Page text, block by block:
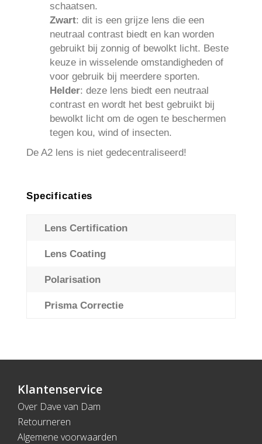
schaatsen.
Zwart: dit is een grijze lens die een
neutraal contrast biedt en kan worden
gebruikt bij zonnig of bewolkt licht. Beste
keuze in wisselende omstandigheden of
voor gebruik bij meerdere sporten.
Helder: deze lens biedt een neutraal
contrast en wordt het best gebruikt bij
bewolkt licht om de ogen te beschermen
tegen kou, wind of insecten.
De A2 lens is niet gedecentraliseerd!
Specificaties
Lens Certification
Lens Coating
Polarisation
Prisma Correctie
Klantenservice
Over Dave van Dam
Retourneren
Algemene voorwaarden